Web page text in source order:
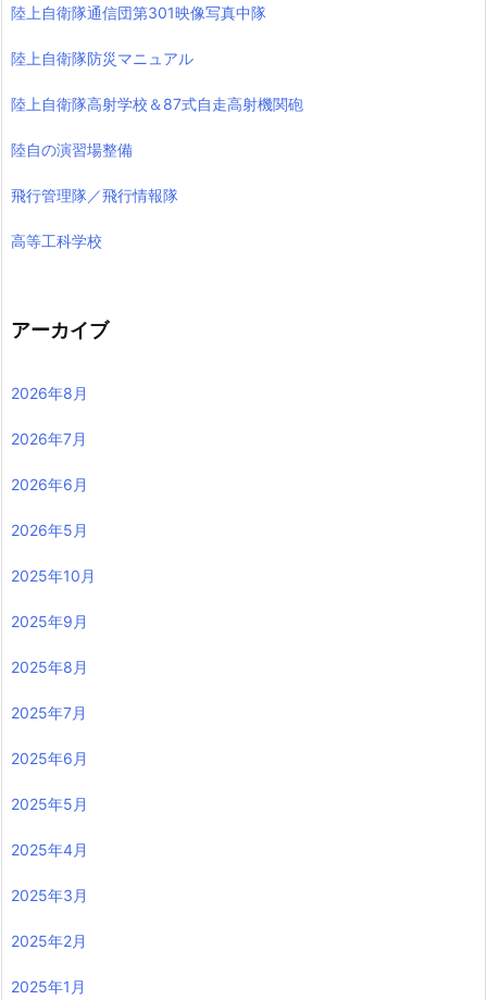
陸上自衛隊通信団第301映像写真中隊
陸上自衛隊防災マニュアル
陸上自衛隊高射学校＆87式自走高射機関砲
陸自の演習場整備
飛行管理隊／飛行情報隊
高等工科学校
アーカイブ
2026年8月
2026年7月
2026年6月
2026年5月
2025年10月
2025年9月
2025年8月
2025年7月
2025年6月
2025年5月
2025年4月
2025年3月
2025年2月
2025年1月